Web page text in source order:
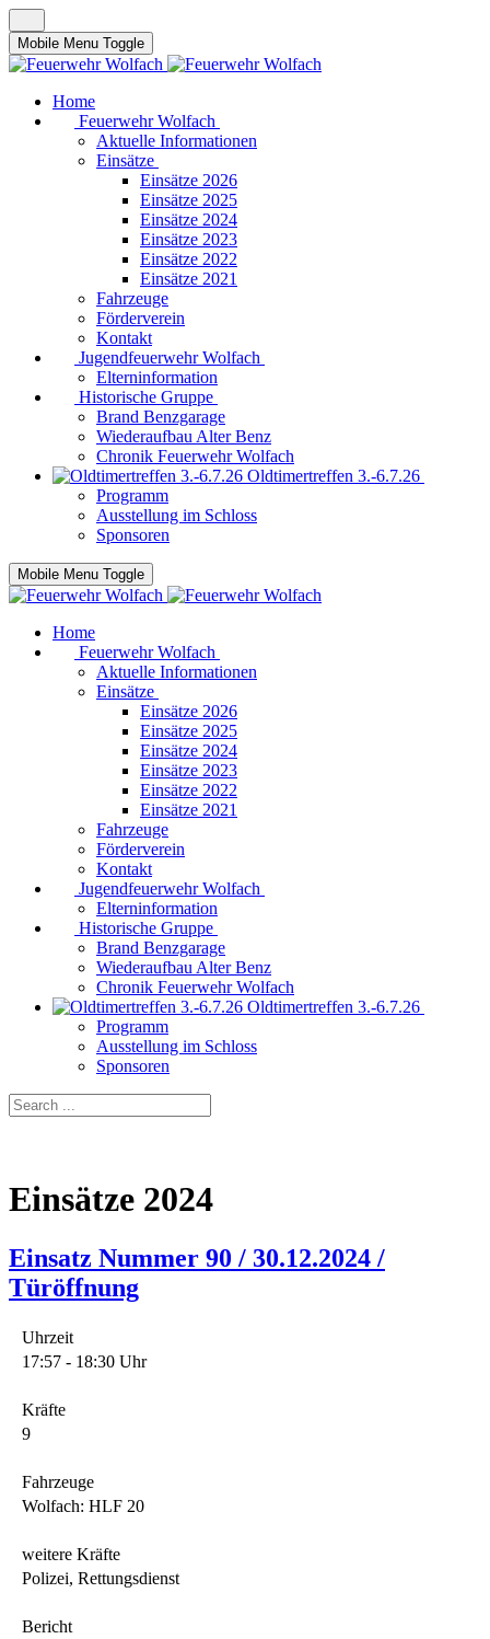
Mobile Menu Toggle
Home
Feuerwehr Wolfach
Aktuelle Informationen
Einsätze
Einsätze 2026
Einsätze 2025
Einsätze 2024
Einsätze 2023
Einsätze 2022
Einsätze 2021
Fahrzeuge
Förderverein
Kontakt
Jugendfeuerwehr Wolfach
Elterninformation
Historische Gruppe
Brand Benzgarage
Wiederaufbau Alter Benz
Chronik Feuerwehr Wolfach
Oldtimertreffen 3.-6.7.26
Programm
Ausstellung im Schloss
Sponsoren
Mobile Menu Toggle
Home
Feuerwehr Wolfach
Aktuelle Informationen
Einsätze
Einsätze 2026
Einsätze 2025
Einsätze 2024
Einsätze 2023
Einsätze 2022
Einsätze 2021
Fahrzeuge
Förderverein
Kontakt
Jugendfeuerwehr Wolfach
Elterninformation
Historische Gruppe
Brand Benzgarage
Wiederaufbau Alter Benz
Chronik Feuerwehr Wolfach
Oldtimertreffen 3.-6.7.26
Programm
Ausstellung im Schloss
Sponsoren
Einsätze 2024
Einsatz Nummer 90 / 30.12.2024 /
Türöffnung
Uhrzeit
17:57 - 18:30 Uhr
Kräfte
9
Fahrzeuge
Wolfach: HLF 20
weitere Kräfte
Polizei, Rettungsdienst
Bericht